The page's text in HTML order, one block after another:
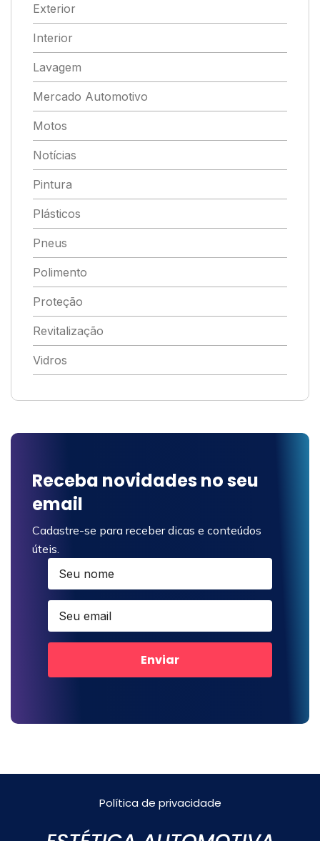
Exterior
Interior
Lavagem
Mercado Automotivo
Motos
Notícias
Pintura
Plásticos
Pneus
Polimento
Proteção
Revitalização
Vidros
Receba novidades no seu
email
Cadastre-se para receber dicas e conteúdos
úteis.
Enviar
Política de privacidade